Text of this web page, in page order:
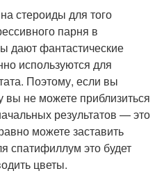
стероиды для того
парня в
дают фантастические
используются для
Поэтому, если вы
вы не можете приблизиться
результатов — это
можете заставить
спатифиллум это будет
цветы.